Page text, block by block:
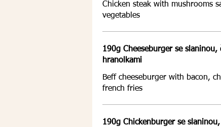
Chicken steak with mushrooms
vegetables
190g Cheeseburger se slaninou,
hranolkami
Beff cheeseburger with bacon,
french fries
190g Chickenburger se